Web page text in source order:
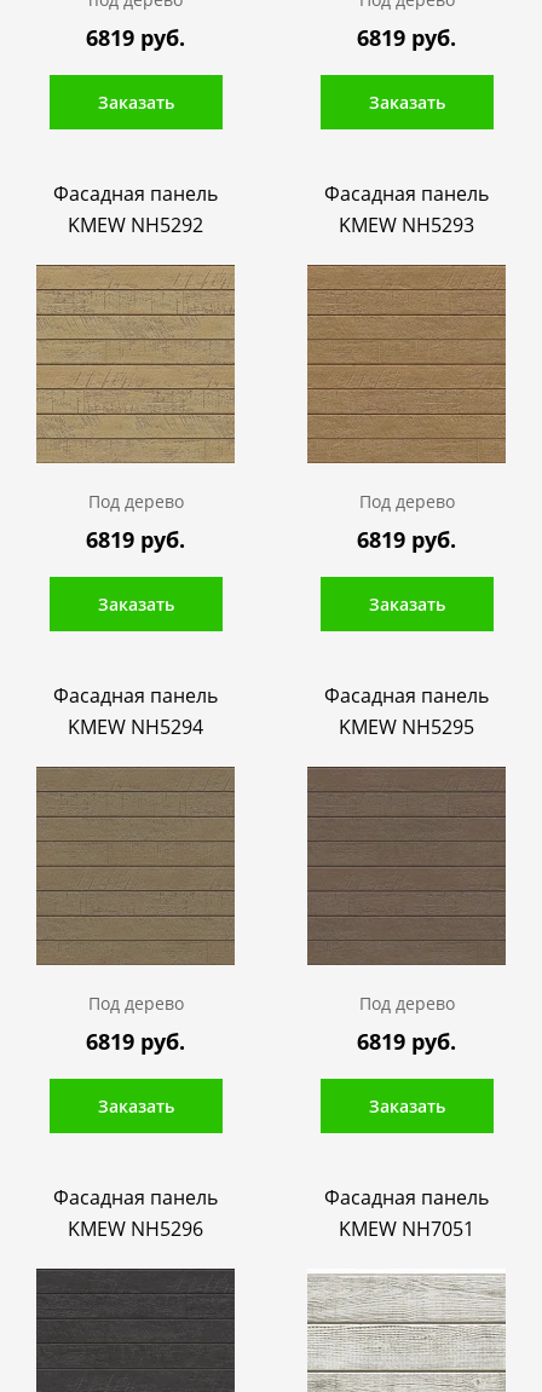
6819 руб.
Заказать
6819 руб.
Заказать
Фасадная панель
KMEW NH5292
Под дерево
6819 руб.
Заказать
Фасадная панель
KMEW NH5293
Под дерево
6819 руб.
Заказать
Фасадная панель
KMEW NH5294
Под дерево
6819 руб.
Заказать
Фасадная панель
KMEW NH5295
Под дерево
6819 руб.
Заказать
Фасадная панель
KMEW NH5296
Фасадная панель
KMEW NH7051